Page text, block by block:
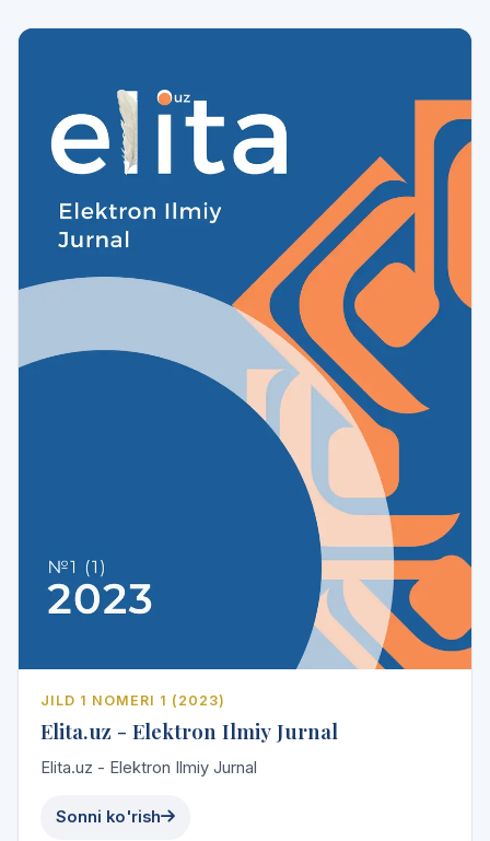
JILD 1 NOMERI 1 (2023)
Elita.uz - Elektron Ilmiy Jurnal
Elita.uz - Elektron Ilmiy Jurnal
Sonni ko'rish